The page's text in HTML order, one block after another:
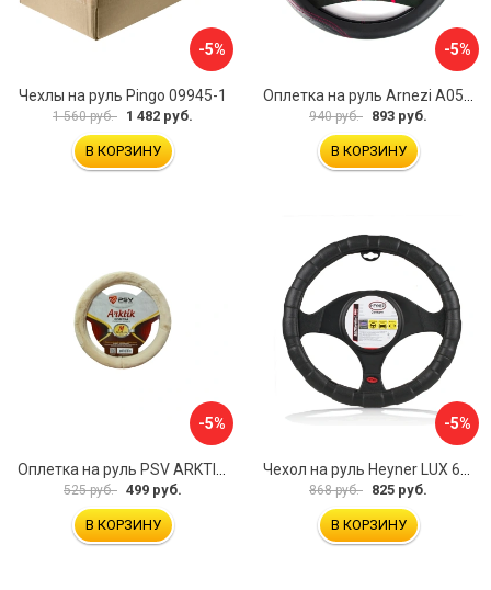
-5%
Чехлы на руль Pingo 09945-1
1 560 руб. 1 482 руб.
В КОРЗИНУ
-5%
940 руб. 893 руб.
В КОРЗИНУ
-5%
525 руб. 499 руб.
В КОРЗИНУ
-5%
868 руб. 825 руб.
В КОРЗИНУ